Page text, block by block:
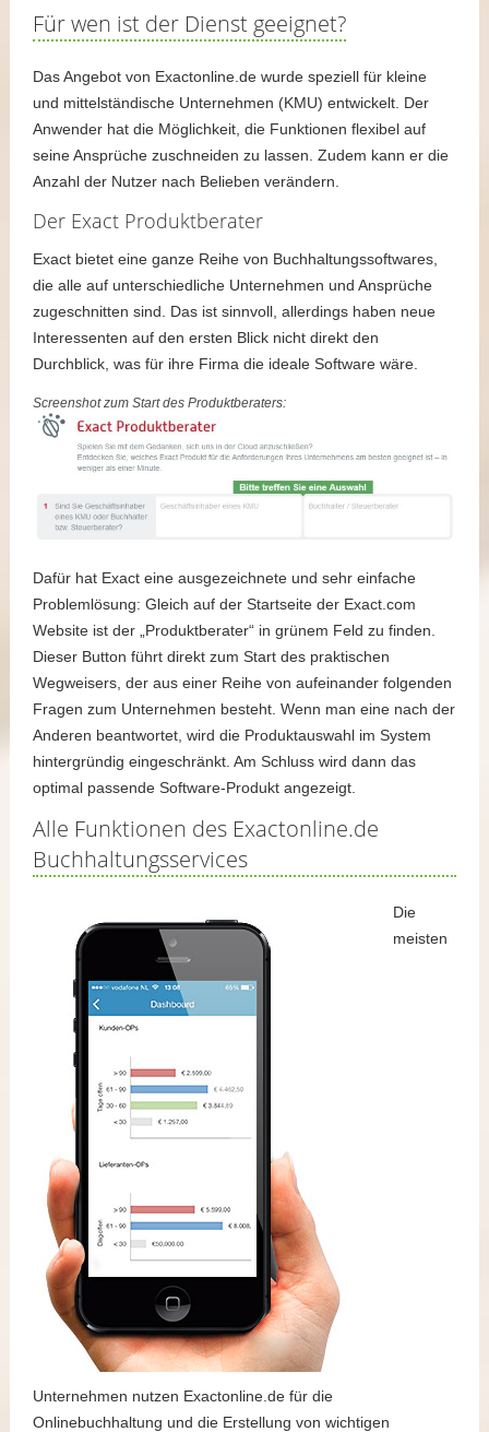
Für wen ist der Dienst geeignet?
Das Angebot von Exactonline.de wurde speziell für kleine
und mittelständische Unternehmen (KMU) entwickelt. Der
Anwender hat die Möglichkeit, die Funktionen flexibel auf
seine Ansprüche zuschneiden zu lassen. Zudem kann er die
Anzahl der Nutzer nach Belieben verändern.
Der Exact Produktberater
Exact bietet eine ganze Reihe von Buchhaltungssoftwares,
die alle auf unterschiedliche Unternehmen und Ansprüche
zugeschnitten sind. Das ist sinnvoll, allerdings haben neue
Interessenten auf den ersten Blick nicht direkt den
Durchblick, was für ihre Firma die ideale Software wäre.
Screenshot zum Start des Produktberaters:
Dafür hat Exact eine ausgezeichnete und sehr einfache
Problemlösung: Gleich auf der Startseite der Exact.com
Website ist der „Produktberater“ in grünem Feld zu finden.
Dieser Button führt direkt zum Start des praktischen
Wegweisers, der aus einer Reihe von aufeinander folgenden
Fragen zum Unternehmen besteht. Wenn man eine nach der
Anderen beantwortet, wird die Produktauswahl im System
hintergründig eingeschränkt. Am Schluss wird dann das
optimal passende Software-Produkt angezeigt.
Alle Funktionen des Exactonline.de
Buchhaltungsservices
Die
meisten
Unternehmen nutzen Exactonline.de für die
Onlinebuchhaltung und die Erstellung von wichtigen